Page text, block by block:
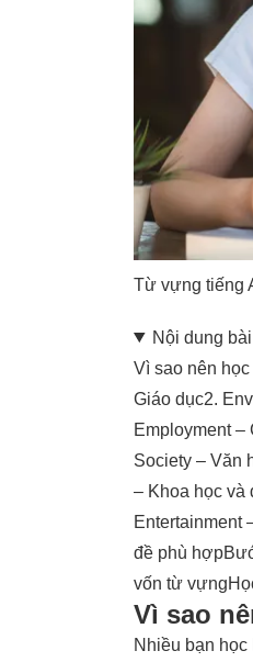
Từ vựng tiếng
Nội dung
Vì sao nên
Giáo dục2.
Employment –
Society – Văn
– Khoa học và
Entertainment
đề phù hợp
vốn từ vựng
Vì sao
Nhiều bạn học